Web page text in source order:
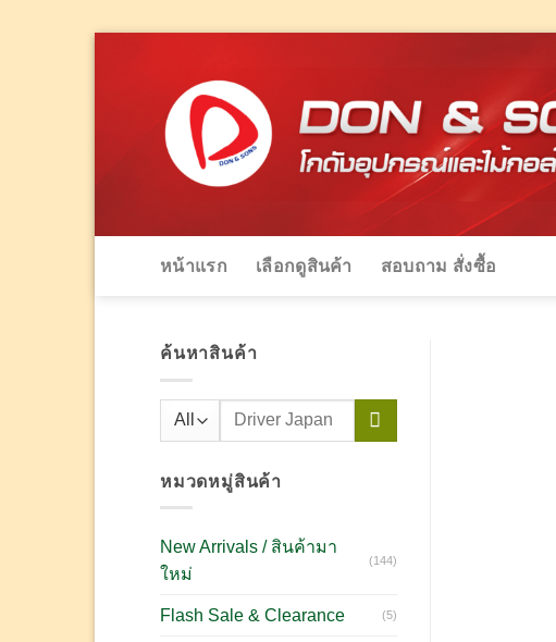
หน้าแรก เลือกดูสินค้า สอบถาม สั่งซื้อ
ค้นหาสินค้า
ค้นหา:
หมวดหมู่สินค้า
New Arrivals / สินค้ามา
ใหม่
(144)
Flash Sale & Clearance (5)